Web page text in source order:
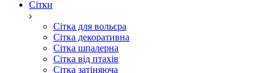
Сітки
Сітка для вольєра
Сітка декоративна
Сітка шпалерна
Сітка від птахів
Сітка затіняюча